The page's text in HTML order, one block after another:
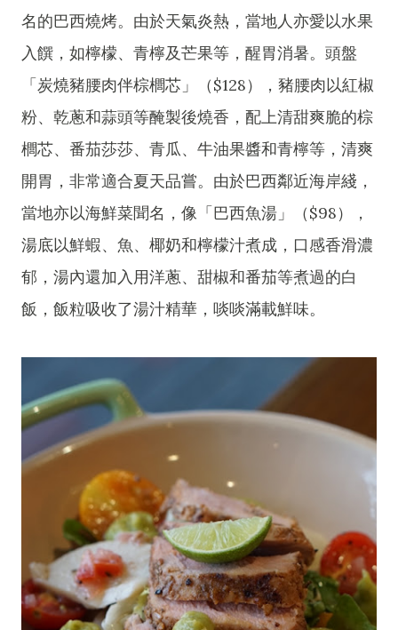
名的巴西燒烤。由於天氣炎熱，當地人亦愛以水果
入饌，如檸檬、青檸及芒果等，醒胃消暑。頭盤
「炭燒豬腰肉伴棕櫚芯」（$128），豬腰肉以紅椒
粉、乾蔥和蒜頭等醃製後燒香，配上清甜爽脆的棕
櫚芯、番茄莎莎、青瓜、牛油果醬和青檸等，清爽
開胃，非常適合夏天品嘗。由於巴西鄰近海岸綫，
當地亦以海鮮菜聞名，像「巴西魚湯」（$98），
湯底以鮮蝦、魚、椰奶和檸檬汁煮成，口感香滑濃
郁，湯內還加入用洋蔥、甜椒和番茄等煮過的白
飯，飯粒吸收了湯汁精華，啖啖滿載鮮味。